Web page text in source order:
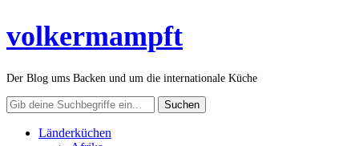
volkermampft
Der Blog ums Backen und um die internationale Küche
Länderküchen